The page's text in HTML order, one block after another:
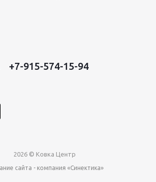
+7-915-574-15-94
2026 © Ковка Центр
сайта - компания «Синектика»